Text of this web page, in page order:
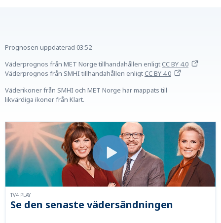
Prognosen uppdaterad 03:52
Väderprognos från MET Norge tillhandahållen enligtCC BY 4.0
Väderprognos från SMHI tillhandahållen enligtCC BY 4.0
Väderikoner från SMHI och MET Norge har mappats till
likvärdiga ikoner från Klart.
Se den senaste vädersändningen
TV4 PLAY